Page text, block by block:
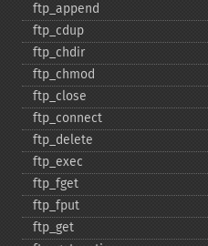
ftp_​append
ftp_​cdup
ftp_​chdir
ftp_​chmod
ftp_​close
ftp_​connect
ftp_​delete
ftp_​exec
ftp_​fget
ftp_​fput
ftp_​get